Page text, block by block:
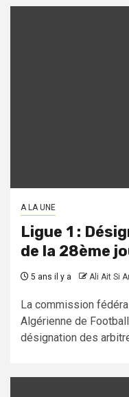
A LA UNE
Ligue 1 :
de la 28ème
5 ans il y a Ali Ait Si
La commission
Algérienne de
désignation des